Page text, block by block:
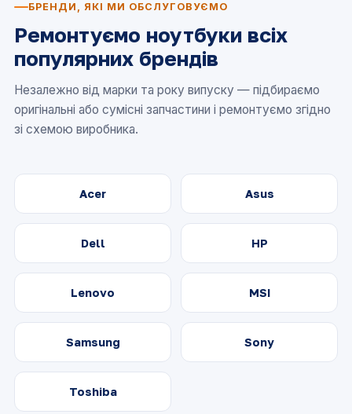
БРЕНДИ, ЯКІ МИ ОБСЛУГОВУЄМО
Ремонтуємо ноутбуки всіх
популярних брендів
Незалежно від марки та року випуску — підбираємо
оригінальні або сумісні запчастини і ремонтуємо згідно
зі схемою виробника.
Acer Asus
Dell HP
Lenovo MSI
Samsung Sony
Toshiba